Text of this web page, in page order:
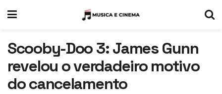
Scooby-Doo 3: James Gunn
revelou o verdadeiro motivo
do cancelamento